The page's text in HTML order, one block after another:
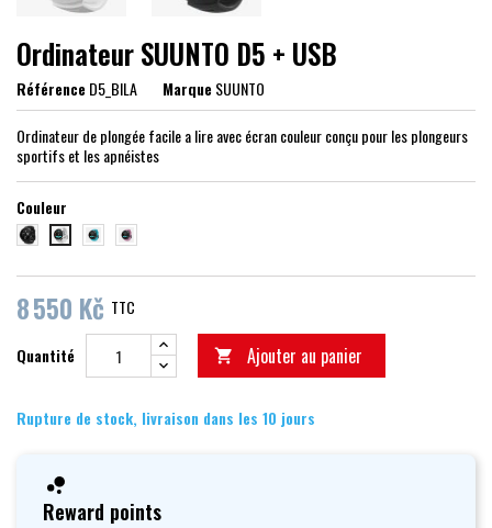
Ordinateur SUUNTO D5 + USB
RéférenceD5_BILA MarqueSUUNTO
Ordinateur de plongée facile a lire avec écran couleur conçu pour les plongeurs
sportifs et les apnéistes
Couleur
černá/černá
bílá Aqua BlueWildberry
8 550 Kč TTC
Quantité  Ajouter au panier
Rupture de stock, livraison dans les 10 jours
Reward points